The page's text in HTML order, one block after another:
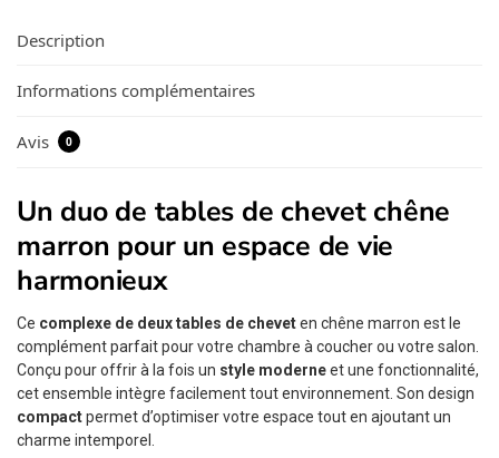
Description
Informations complémentaires
Avis 0
Un duo de tables de chevet chêne
marron pour un espace de vie
harmonieux
Ce complexe de deux tables de cheveten chêne marron est le
complément parfait pour votre chambre à coucher ou votre salon.
Conçu pour offrir à la fois un style moderneet une fonctionnalité,
cet ensemble intègre facilement tout environnement. Son design
compactpermet d’optimiser votre espace tout en ajoutant un
charme intemporel.